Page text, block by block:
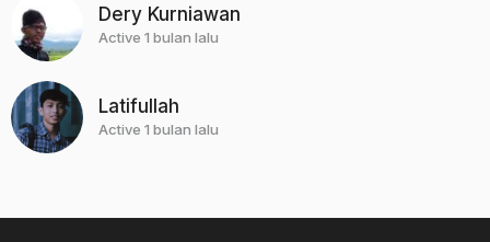
Dery Kurniawan
Active 1 bulan lalu
Latifullah
Active 1 bulan lalu